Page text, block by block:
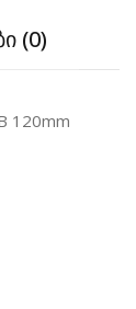
(0)
120mm